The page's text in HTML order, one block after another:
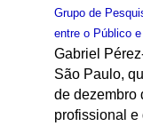
Grupo de
entre o Público
Gabriel
São Paulo,
de dezembro
profissional e